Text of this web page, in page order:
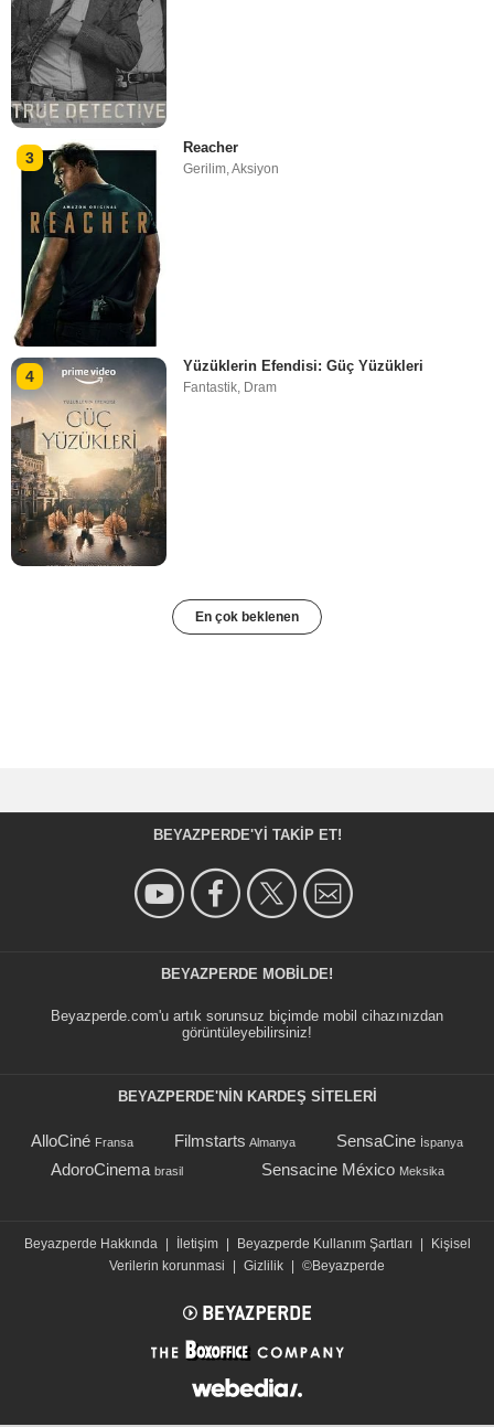
3
Reacher
Gerilim,Aksiyon
4
Yüzüklerin Efendisi: Güç Yüzükleri
Fantastik, Dram
En çok beklenen
BEYAZPERDE'YI TAKIP ET!
BEYAZPERDE MOBILDE!
Beyazperde.com'u artık sorunsuz biçimde mobil cihazınızdan
görüntüleyebilirsiniz!
BEYAZPERDE'NIN KARDEŞ SİTELERİ
AlloCiné Fransa Filmstarts Almanya SensaCine İspanya
AdoroCinema brasil Sensacine México Meksika
Beyazperde Hakkında | İletişim | Beyazperde Kullanım Şartları |
Kişisel
Verilerin korunmasi
| Gizlilik | ©Beyazperde